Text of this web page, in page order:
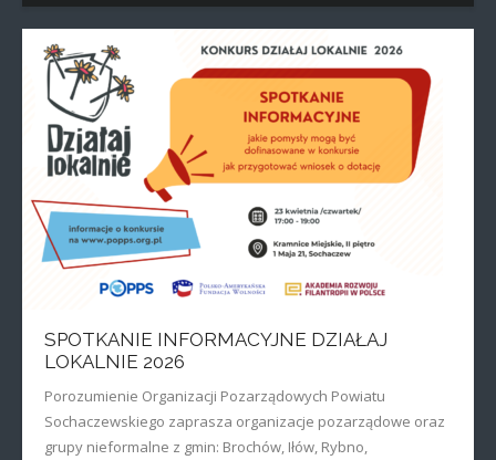
SPOTKANIE INFORMACYJNE DZIAŁAJ
LOKALNIE 2026
Porozumienie Organizacji Pozarządowych Powiatu
Sochaczewskiego zaprasza organizacje pozarządowe oraz
grupy nieformalne z gmin: Brochów, Iłów, Rybno,